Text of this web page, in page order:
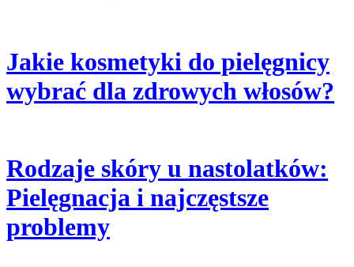
Jakie kosmetyki do pielęgnicy
wybrać dla zdrowych włosów?
Rodzaje skóry u nastolatków:
Pielęgnacja i najczęstsze
problemy